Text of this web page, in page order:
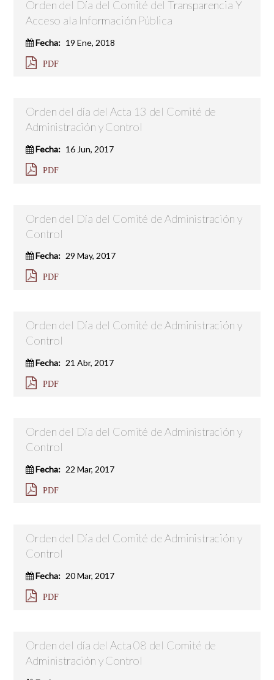
Orden del Día del Comité del Transparencia Y
Acceso ala Información Pública
Fecha: 19 Ene, 2018
PDF
Orden del día del Acta 13 del Comité de
Administración y Control
Fecha: 16 Jun, 2017
PDF
Orden del Día del Comité de Administración y
Control
Fecha: 29 May, 2017
PDF
Orden del Día del Comité de Administración y
Control
Fecha: 21 Abr, 2017
PDF
Orden del Día del Comité de Administración y
Control
Fecha: 22 Mar, 2017
PDF
Orden del Día del Comité de Administración y
Control
Fecha: 20 Mar, 2017
PDF
Orden del día del Acta 08 del Comité de
Administración y Control